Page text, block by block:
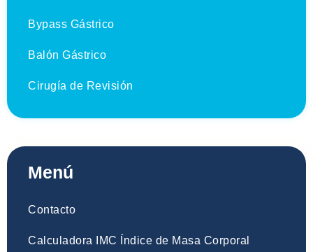
Bypass Gástrico
Balón Gástrico
Cirugía de Revisión
Menú
Contacto
Calculadora IMC Índice de Masa Corporal